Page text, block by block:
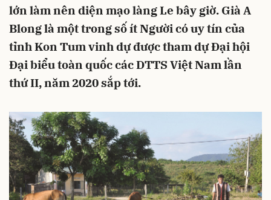
lớn làm nên diện mạo làng Le bây giờ. Già A
Blong là một trong số ít Người có uy tín của
tỉnh Kon Tum vinh dự được tham dự Đại hội
Đại biểu toàn quốc các DTTS Việt Nam lần
thứ II, năm 2020 sắp tới.